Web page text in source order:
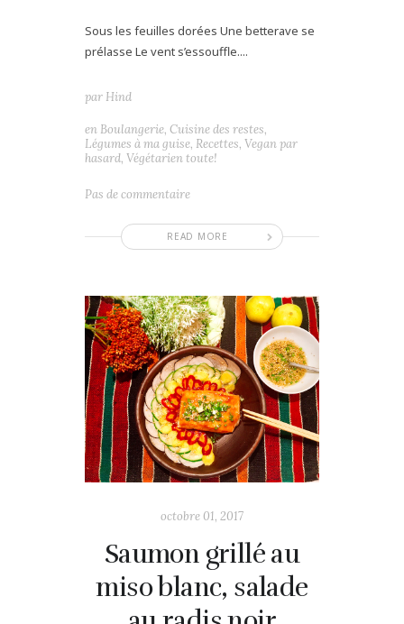
Sous les feuilles dorées Une betterave se
prélasse Le vent s’essouffle....
READ MORE
par Hind
en Boulangerie, Cuisine des restes,
Légumes à ma guise, Recettes, Vegan par
hasard, Végétarien toute!
Pas de commentaire
octobre 01, 2017
Saumon grillé au
miso blanc, salade